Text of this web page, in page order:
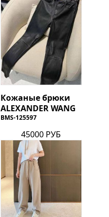
Кожаные брюки
ALEXANDER WANG
BMS-125597
45000 РУБ